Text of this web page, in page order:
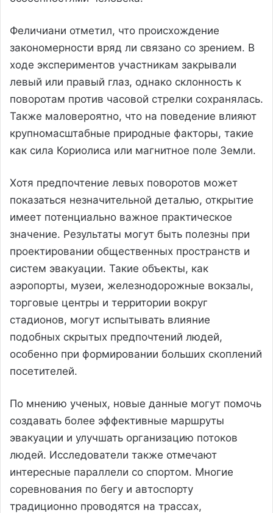
Феличиани отметил, что происхождение
закономерности вряд ли связано со зрением. В
ходе экспериментов участникам закрывали
левый или правый глаз, однако склонность к
поворотам против часовой стрелки сохранялась.
Также маловероятно, что на поведение влияют
крупномасштабные природные факторы, такие
как сила Кориолиса или магнитное поле Земли.
Хотя предпочтение левых поворотов может
показаться незначительной деталью, открытие
имеет потенциально важное практическое
значение. Результаты могут быть полезны при
проектировании общественных пространств и
систем эвакуации. Такие объекты, как
аэропорты, музеи, железнодорожные вокзалы,
торговые центры и территории вокруг
стадионов, могут испытывать влияние
подобных скрытых предпочтений людей,
особенно при формировании больших скоплений
посетителей.
По мнению ученых, новые данные могут помочь
создавать более эффективные маршруты
эвакуации и улучшать организацию потоков
людей. Исследователи также отмечают
интересные параллели со спортом. Многие
соревнования по бегу и автоспорту
традиционно проводятся на трассах,